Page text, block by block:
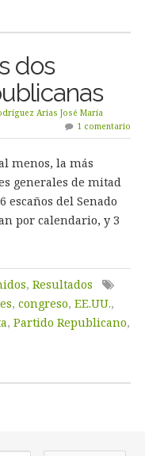
dos
Arias José María
1 comentario
menos, la más
generales de mitad
escaños del Senado
por calendario, y 3
, Resultados
, congreso, EE.UU.,
, Partido Republicano,